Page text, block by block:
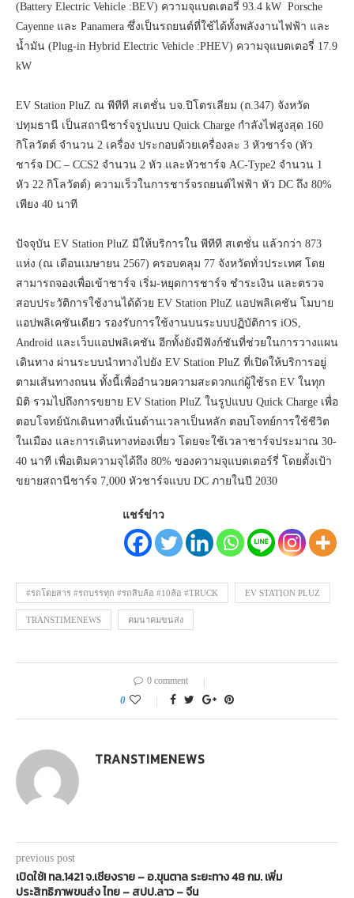
(Battery Electric Vehicle :BEV) ความจุแบตเตอรี่ 93.4 kW Porsche
Cayenne และ Panamera ซึ่งเป็นรถยนต์ที่ใช้ได้ทั้งพลังงานไฟฟ้า และ
น้ำมัน (Plug-in Hybrid Electric Vehicle :PHEV) ความจุแบตเตอรี่ 17.9
kW
EV Station PluZ ณ พีทีที สเตชั่น บจ.ปิโตรเลียม (ถ.347) จังหวัด
ปทุมธานี เป็นสถานีชาร์จรูปแบบ Quick Charge กำลังไฟสูงสุด 160
กิโลวัตต์ จำนวน 2 เครื่อง ประกอบด้วยเครื่องละ 3 หัวชาร์จ (หัว
ชาร์จ DC – CCS2 จำนวน 2 หัว และหัวชาร์จ AC-Type2 จำนวน 1
หัว 22 กิโลวัตต์) ความเร็วในการชาร์จรถยนต์ไฟฟ้า หัว DC ถึง 80%
เพียง 40 นาที
ปัจจุบัน EV Station PluZ มีให้บริการใน พีทีที สเตชั่น แล้วกว่า 873
แห่ง (ณ เดือนเมษายน 2567) ครอบคลุม 77 จังหวัดทั่วประเทศ โดย
สามารถจองเพื่อเข้าชาร์จ เริ่ม-หยุดการชาร์จ ชำระเงิน และตรวจ
สอบประวัติการใช้งานได้ด้วย EV Station PluZ แอปพลิเคชัน โมบาย
แอปพลิเคชันเดียว รองรับการใช้งานบนระบบปฏิบัติการ iOS,
Android และเว็บแอปพลิเคชัน อีกทั้งยังมีฟังก์ชันที่ช่วยในการวางแผน
เดินทาง ผ่านระบบนำทางไปยัง EV Station PluZ ที่เปิดให้บริการอยู่
ตามเส้นทางถนน ทั้งนี้เพื่ออำนวยความสะดวกแก่ผู้ใช้รถ EV ในทุก
มิติ รวมไปถึงการขยาย EV Station PluZ ในรูปแบบ Quick Charge เพื่อ
ตอบโจทย์นักเดินทางที่เน้นด้านเวลาเป็นหลัก ตอบโจทย์การใช้ชีวิต
ในเมือง และการเดินทางท่องเที่ยว โดยจะใช้เวลาชาร์จประมาณ 30-
40 นาที เพื่อเติมความจุได้ถึง 80% ของความจุแบตเตอร์รี่ โดยตั้งเป้า
ขยายสถานีชาร์จ 7,000 หัวชาร์จแบบ DC ภายในปี 2030
แชร์ข่าว
#รถโดยสาร #รถบรรทุก #รถสิบล้อ #10ล้อ #TRUCK EV STATION PLUZ
TRANSTIMENEWS คมนาคมขนส่ง
0 comment
0
TRANSTIMENEWS
previous post
เปิดใช้! ทล.1421 จ.เชียงราย – อ.ขุนตาล ระยะทาง 48 กม. เพิ่ม
ประสิทธิภาพขนส่ง ไทย – สปป.ลาว – จีน